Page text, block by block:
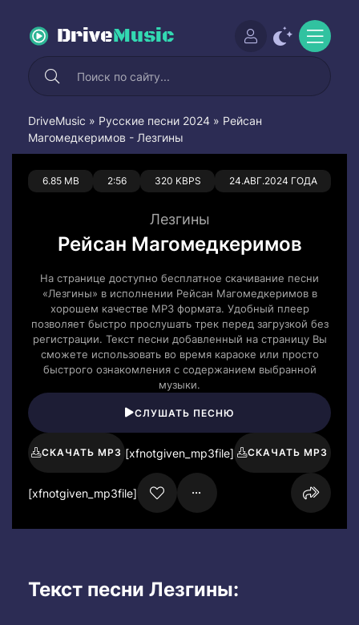
DriveMusic
DriveMusic » Русские песни 2024 » Рейсан
Магомедкеримов - Лезгины
6.85 MB 2:56 320 KBPS 24.АВГ.2024 ГОДА
0 0
Лезгины
Рейсан Магомедкеримов
На странице доступно бесплатное скачивание песни
«Лезгины» в исполнении Рейсан Магомедкеримов в
хорошем качестве MP3 формата. Удобный плеер
позволяет быстро прослушать трек перед загрузкой без
регистрации. Текст песни добавленный на страницу Вы
сможете использовать во время караоке или просто
быстрого ознакомления с содержанием выбранной
музыки.
СЛУШАТЬ ПЕСНЮ
СКАЧАТЬ MP3 [xfnotgiven_mp3file] СКАЧАТЬ MP3
[xfnotgiven_mp3file]
Текст песни Лезгины: